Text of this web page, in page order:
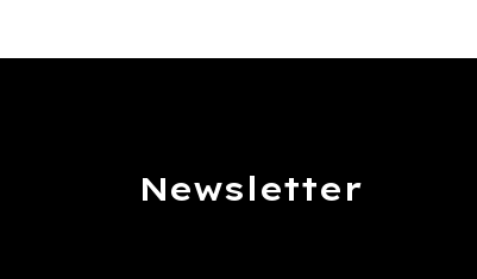
Newsletter